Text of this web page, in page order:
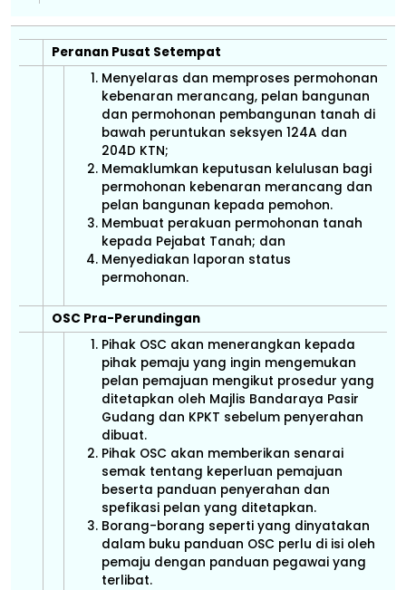
Peranan Pusat Setempat
Menyelaras dan memproses permohonan
kebenaran merancang, pelan bangunan
dan permohonan pembangunan tanah di
bawah peruntukan seksyen 124A dan
204D KTN;
Memaklumkan keputusan kelulusan bagi
permohonan kebenaran merancang dan
pelan bangunan kepada pemohon.
Membuat perakuan permohonan tanah
kepada Pejabat Tanah; dan
Menyediakan laporan status
permohonan.
OSC Pra-Perundingan
Pihak OSC akan menerangkan kepada
pihak pemaju yang ingin mengemukan
pelan pemajuan mengikut prosedur yang
ditetapkan oleh Majlis Bandaraya Pasir
Gudang dan KPKT sebelum penyerahan
dibuat.
Pihak OSC akan memberikan senarai
semak tentang keperluan pemajuan
beserta panduan penyerahan dan
spefikasi pelan yang ditetapkan.
Borang-borang seperti yang dinyatakan
dalam buku panduan OSC perlu di isi oleh
pemaju dengan panduan pegawai yang
terlibat.